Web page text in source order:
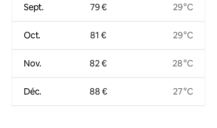
Sept.
Oct.
Nov.
Déc.
79 €
81 €
82 €
88 €
29 °C
29 °C
28 °C
27 °C